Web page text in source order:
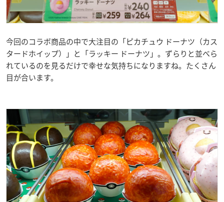
今回のコラボ商品の中で大注目の「ピカチュウ ドーナツ（カス
タードホイップ）」と「ラッキー ドーナツ」。ずらりと並べら
れているのを見るだけで幸せな気持ちになりますね。たくさん
目が合います。